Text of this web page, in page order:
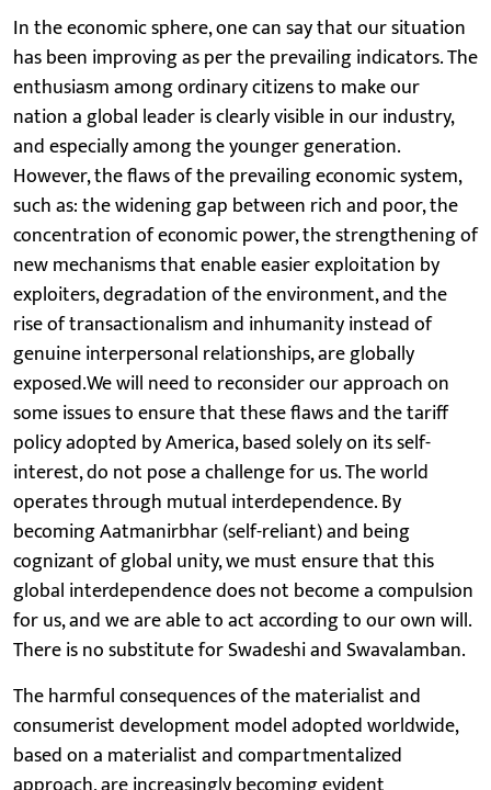
In the economic sphere, one can say that our situation
has been improving as per the prevailing indicators. The
enthusiasm among ordinary citizens to make our
nation a global leader is clearly visible in our industry,
and especially among the younger generation.
However, the flaws of the prevailing economic system,
such as: the widening gap between rich and poor, the
concentration of economic power, the strengthening of
new mechanisms that enable easier exploitation by
exploiters, degradation of the environment, and the
rise of transactionalism and inhumanity instead of
genuine interpersonal relationships, are globally
exposed.We will need to reconsider our approach on
some issues to ensure that these flaws and the tariff
policy adopted by America, based solely on its self-
interest, do not pose a challenge for us. The world
operates through mutual interdependence. By
becoming Aatmanirbhar (self-reliant) and being
cognizant of global unity, we must ensure that this
global interdependence does not become a compulsion
for us, and we are able to act according to our own will.
There is no substitute for Swadeshi and Swavalamban.
The harmful consequences of the materialist and
consumerist development model adopted worldwide,
based on a materialist and compartmentalized